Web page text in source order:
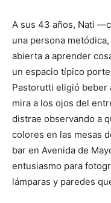
A sus 43 años, Nati
una persona
abierta a aprender
un espacio típico
Pastorutti eligió beber
mira a los ojos del
distrae observando a
colores en las mesas
bar en Avenida de
entusiasmo para
lámparas y paredes